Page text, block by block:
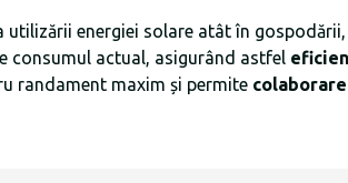
energiei solare atât în
consumul actual, asigurând astfel
randament maxim și permite